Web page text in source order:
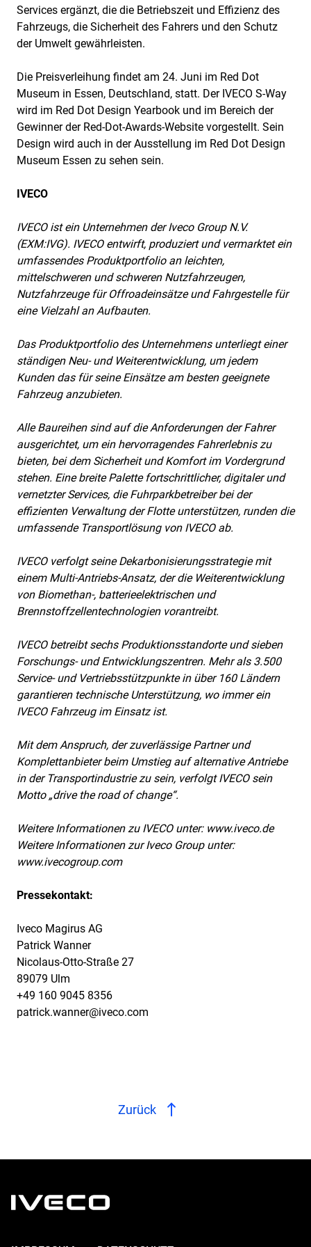
Services ergänzt, die die Betriebszeit und Effizienz des
Fahrzeugs, die Sicherheit des Fahrers und den Schutz
der Umwelt gewährleisten.
Die Preisverleihung findet am 24. Juni im Red Dot
Museum in Essen, Deutschland, statt. Der IVECO S-Way
wird im Red Dot Design Yearbook und im Bereich der
Gewinner der Red-Dot-Awards-Website vorgestellt. Sein
Design wird auch in der Ausstellung im Red Dot Design
Museum Essen zu sehen sein.
IVECO
IVECO ist ein Unternehmen der Iveco Group N.V.
(EXM:IVG). IVECO entwirft, produziert und vermarktet ein
umfassendes Produktportfolio an leichten,
mittelschweren und schweren Nutzfahrzeugen,
Nutzfahrzeuge für Offroadeinsätze und Fahrgestelle für
eine Vielzahl an Aufbauten.
Das Produktportfolio des Unternehmens unterliegt einer
ständigen Neu- und Weiterentwicklung, um jedem
Kunden das für seine Einsätze am besten geeignete
Fahrzeug anzubieten.
Alle Baureihen sind auf die Anforderungen der Fahrer
ausgerichtet, um ein hervorragendes Fahrerlebnis zu
bieten, bei dem Sicherheit und Komfort im Vordergrund
stehen. Eine breite Palette fortschrittlicher, digitaler und
vernetzter Services, die Fuhrparkbetreiber bei der
effizienten Verwaltung der Flotte unterstützen, runden die
umfassende Transportlösung von IVECO ab.
IVECO verfolgt seine Dekarbonisierungsstrategie mit
einem Multi-Antriebs-Ansatz, der die Weiterentwicklung
von Biomethan-, batterieelektrischen und
Brennstoffzellentechnologien vorantreibt.
IVECO betreibt sechs Produktionsstandorte und sieben
Forschungs- und Entwicklungszentren. Mehr als 3.500
Service- und Vertriebsstützpunkte in über 160 Ländern
garantieren technische Unterstützung, wo immer ein
IVECO Fahrzeug im Einsatz ist.
Mit dem Anspruch, der zuverlässige Partner und
Komplettanbieter beim Umstieg auf alternative Antriebe
in der Transportindustrie zu sein, verfolgt IVECO sein
Motto „drive the road of change“.
Weitere Informationen zu IVECO unter:www.iveco.de
Weitere Informationen zur Iveco Group unter:
www.ivecogroup.com
Pressekontakt:
Iveco Magirus AG
Patrick Wanner
Nicolaus-Otto-Straße 27
89079 Ulm
+49 160 9045 8356
patrick.wanner@iveco.com
Zurück